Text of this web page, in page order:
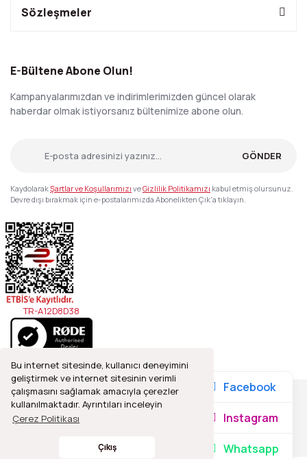
Bu internet sitesinde, kullanıcı deneyimini
geliştirmek ve internet sitesinin verimli
çalışmasını sağlamak amacıyla çerezler
kullanılmaktadır. Ayrıntıları inceleyin
Çerez Politikası
Çıkış
Sözleşmeler
E-Bültene Abone Olun!
Kampanyalarımızdan ve indirimlerimizden güncel olarak
haberdar olmak istiyorsanız bültenimize abone olun.
GÖNDER
KaydolarakŞartlar ve Koşullarımızı veGizlilik Politikamızı kabul etmiş olursunuz.
Devre dışı bırakmak için e-postalarımızda Abonelikten Çık'a tıklayın.
TR-A12D8D38
2021© Refleks Fotoğrafçılık, Tüm Hakları Saklıdır.
Facebook
Instagram
Whatsapp